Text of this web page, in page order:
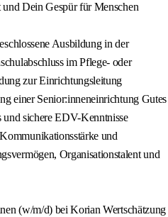
Dein Gespür für Menschen
Ausbildung in der
im Pflege- oder
zur Einrichtungsleitung
einer Senior:inneneinrichtung Gutes
und sichere EDV-Kenntnisse
und
Organisationstalent und
(w/m/d) bei Korian Wertschätzung